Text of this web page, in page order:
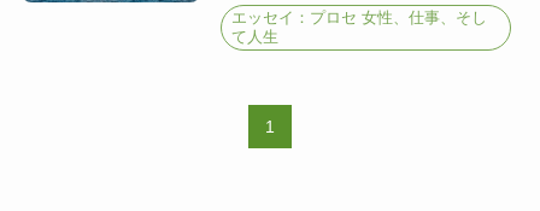
エッセイ：プロセ 女性、仕事、そし
て人生
1